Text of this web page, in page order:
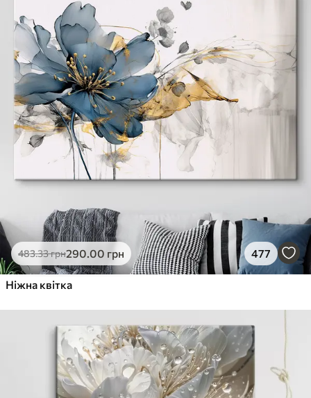
483.33грн290.00 грн 477
Ніжна квітка